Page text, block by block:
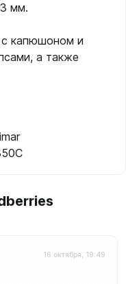
мм.
с капюшоном и
а также
16 октября, 19:49